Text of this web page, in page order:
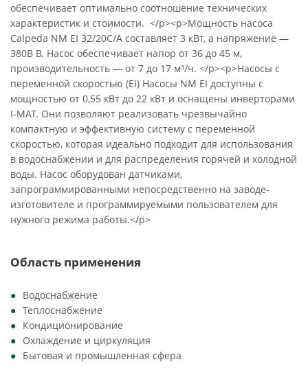
обеспечивает оптимально соотношение технических
характеристик и стоимости. </p><p>Мощность насоса
Calpeda NM EI 32/20C/A составляет 3 кВт, а напряжение —
380В В. Насос обеспечивает напор от 36 до 45 м,
производительность — от 7 до 17 м³/ч. </p><p>Насосы с
переменной скоростью (EI) Насосы NM EI доступны с
мощностью от 0,55 кВт до 22 кВт и оснащены инверторами
I-MAT. Они позволяют реализовать чрезвычайно
компактную и эффективную систему с переменной
скоростью, которая идеально подходит для использования
в водоснабжении и для распределения горячей и холодной
воды. Насос оборудован датчиками,
запрограммированными непосредственно на заводе-
изготовителе и программируемыми пользователем для
нужного режима работы.</p>
Область применения
Водоснабжение
Теплоснабжение
Кондиционирование
Охлаждение и циркуляция
Бытовая и промышленная сфера